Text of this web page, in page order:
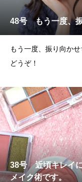
48号 もう一度、
もう一度、振り向か
どうぞ！
38号 近頃キレイ
メイク術です。